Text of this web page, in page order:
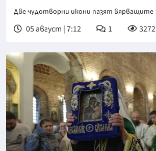
Две чудотворни икони пазят вярващите
05 август | 7:12 1 3272